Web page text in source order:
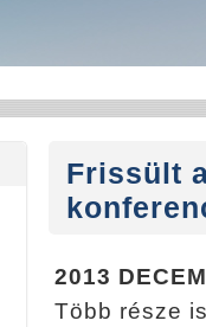
Frissült
2013
Több része